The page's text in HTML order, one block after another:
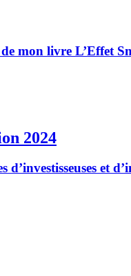
mon livre L’Effet
2024
et